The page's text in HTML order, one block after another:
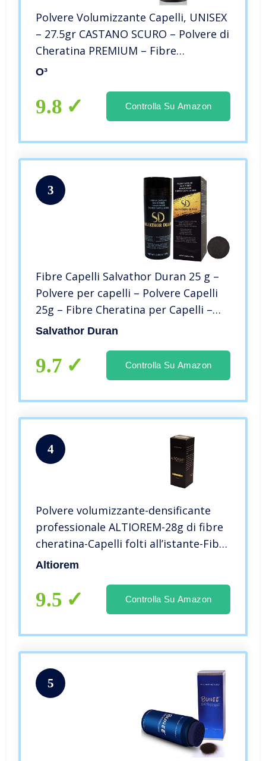
Polvere Volumizzante Capelli, UNISEX
– 27.5gr CASTANO SCURO – Polvere di
Cheratina PREMIUM – Fibre
Densificante per Capelli, barba
O³
9.8 Controlla Su Amazon
3
Fibre Capelli Salvathor Duran 25 g –
Polvere per capelli – Polvere Capelli
25g – Fibre Cheratina per Capelli –
Polverina per Capelli – Fibra Capillari
Salvathor Duran
9.7 Controlla Su Amazon
4
Polvere volumizzante-densificante
professionale ALTIOREM-28g di fibre
cheratina-Capelli folti all’istante-Fibre
professionali permettono lo styling
Altiorem
9.5 Controlla Su Amazon
5